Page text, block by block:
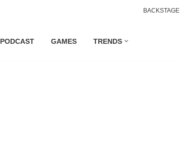
PODCAST GAMES TRENDS